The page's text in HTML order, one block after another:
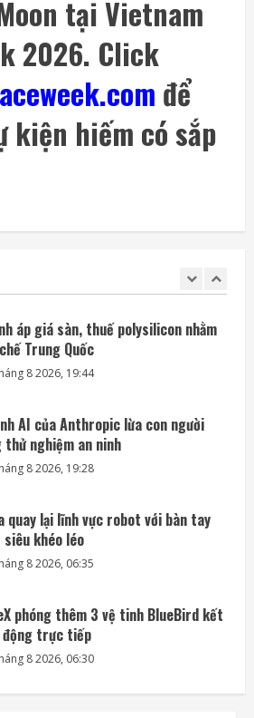
tại Vietnam
2026. Click
để
kiện hiếm có sắp
phóng thêm 3 vệ tinh BlueBird kết
trực tiếp
8 2026, 06:30
lửa SpaceX lao xuống Mặt Trăng
độ gần 8.700 km/h
áp giá sàn, thuế polysilicon nhằm
AI của Anthropic lừa con người
nghiệm an ninh
8 2026, 19:28
quay lại lĩnh vực robot với bàn tay
khéo léo
8 2026, 06:35
phóng thêm 3 vệ tinh BlueBird kết
trực tiếp
8 2026, 06:30
lửa SpaceX lao xuống Mặt Trăng
độ gần 8.700 km/h
8 2026, 20:03